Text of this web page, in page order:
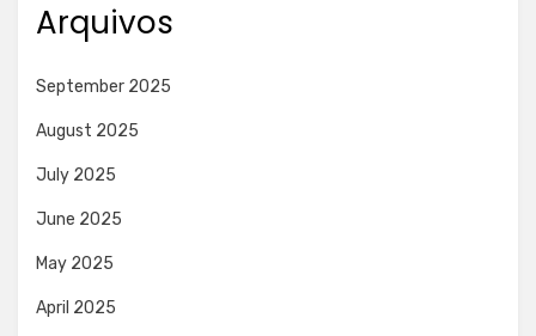
Arquivos
September 2025
August 2025
July 2025
June 2025
May 2025
April 2025